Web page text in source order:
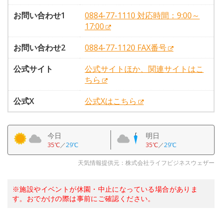
お問い合わせ1
0884-77-1110 対応時間：9:00～
17:00
お問い合わせ2
0884-77-1120 FAX番号
公式サイト
公式サイトほか、関連サイトはこ
ちら
公式X
公式Xはこちら
今日
35℃／29℃
明日
35℃／29℃
天気情報提供元：株式会社ライフビジネスウェザー
※施設やイベントが休園・中止になっている場合がありま
す。おでかけの際は事前にご確認ください。